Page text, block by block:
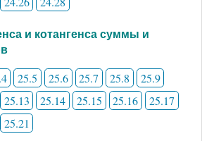
и котангенса суммы и
25.5 25.6 25.7 25.8
25.9
25.13 25.14 25.15 25.16
25.17
25.21